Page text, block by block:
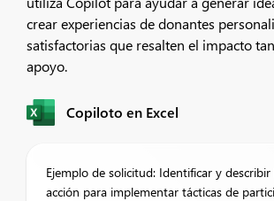
crear experiencias de donantes
satisfactorias que resalten el impacto
apoyo.
Copiloto en Excel
Ejemplo de solicitud: Identificar y describir
acción para implementar tácticas de